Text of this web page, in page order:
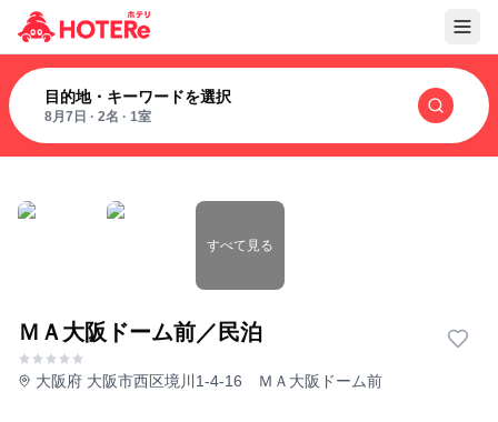
目的地・キーワードを選択
8月7日 · 2名 · 1室
すべて見る
ＭＡ大阪ドーム前／民泊
大阪府 大阪市西区境川1-4-16 ＭＡ大阪ドーム前